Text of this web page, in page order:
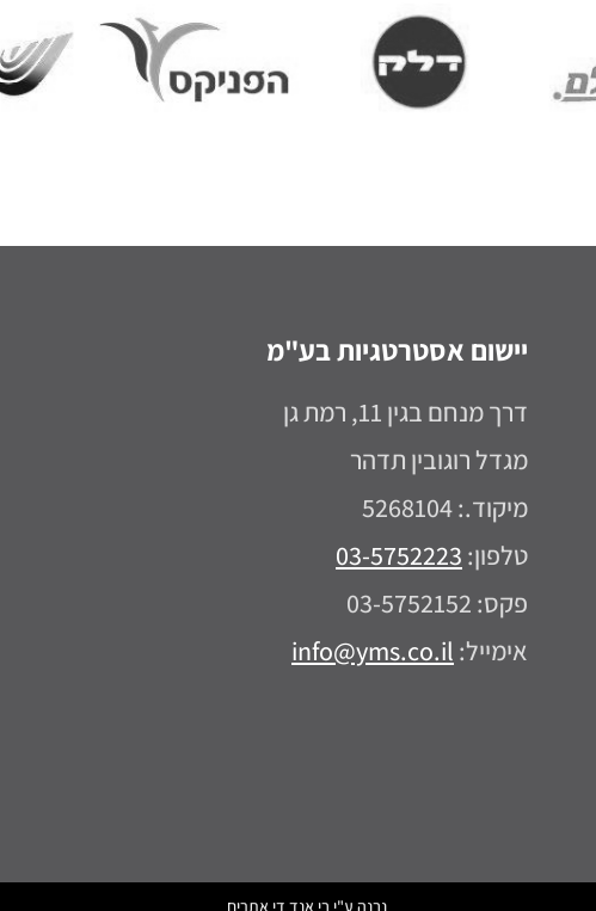
יישום אסטרטגיות בע"מ
דרך מנחם בגין 11, רמת גן
מגדל רוגובין תדהר
מיקוד.: 5268104
טלפון: 03-5752223
פקס: 03-5752152
אימייל: info@yms.co.il
נבנה ע"י בי אנד די אתרים